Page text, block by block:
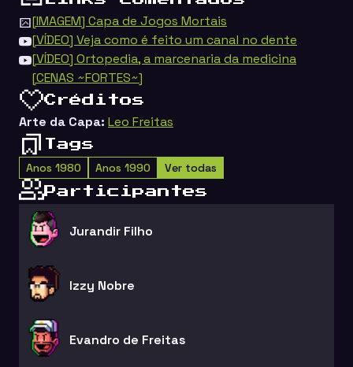
[IMAGEM] Capa de Jogos Mortais
[VÍDEO] Veja como é feito um canal no dente
[VÍDEO] Ortopedia, a marcenaria da medicina
[CENAS ~FORTES~]
Créditos
Arte da Capa: Leo Freitas
Tags
Anos 1980 Anos 1990 Ver todas
Participantes
Jurandir Filho
Izzy Nobre
Evandro de Freitas